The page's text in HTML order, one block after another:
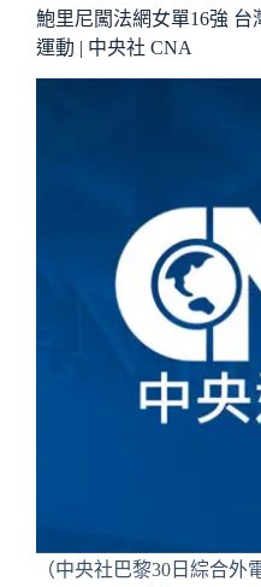
鮑里尼闖法網女單16強 台
運動 | 中央社 CNA
（中央社巴黎30日綜合